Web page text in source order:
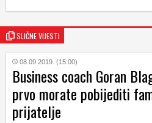
SLIČNE VIJESTI
08.09.2019. (15:00)
Business coach Goran
prvo morate pobijediti
prijatelje